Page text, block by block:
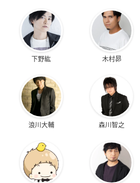
下野紘 木村昴
浪川大輔 森川智之